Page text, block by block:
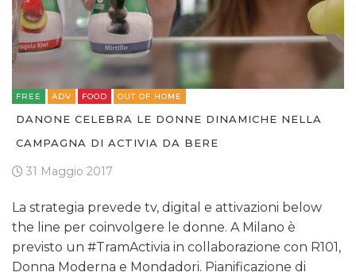
FREE ADV FOOD OUT OF HOME
DANONE CELEBRA LE DONNE DINAMICHE NELLA
CAMPAGNA DI ACTIVIA DA BERE
31 Maggio 2017
La strategia prevede tv, digital e attivazioni below
the line per coinvolgere le donne. A Milano è
previsto un #TramActivia in collaborazione con R101,
Donna Moderna e Mondadori. Pianificazione di